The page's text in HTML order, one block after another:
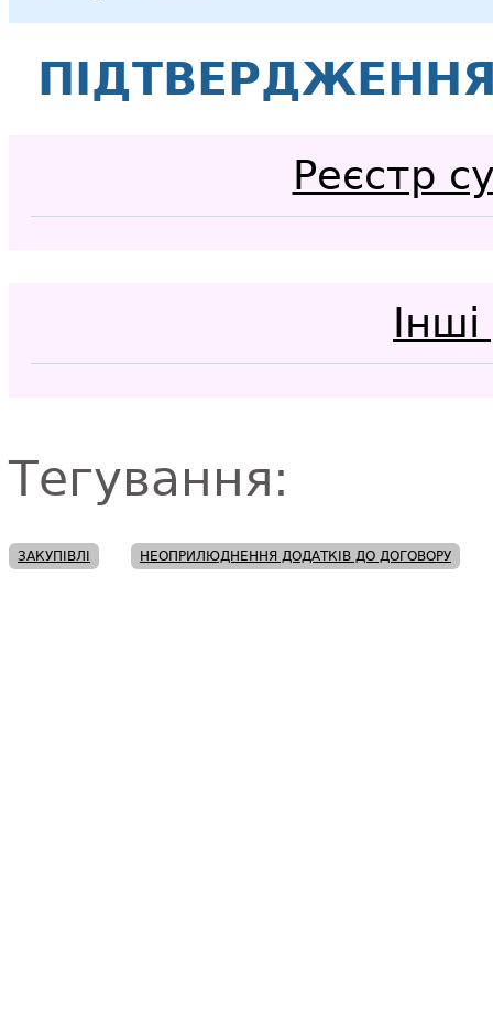
Реєстр
Тегування:
ЗАКУПІВЛІ НЕОПРИЛЮДНЕННЯ ДОДАТКІВ ДО ДОГОВОРУ